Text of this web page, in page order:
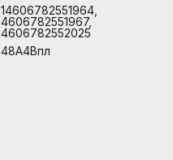
14606782551964,
4606782551967,
4606782552025
48А4Впл